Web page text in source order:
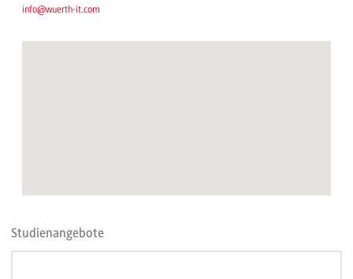
info@wuerth-it.com
Studienangebote